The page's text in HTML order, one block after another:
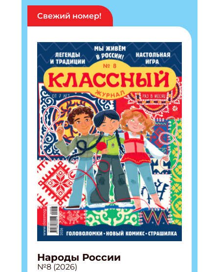
Свежий номер!
Народы России
№8 (2026)